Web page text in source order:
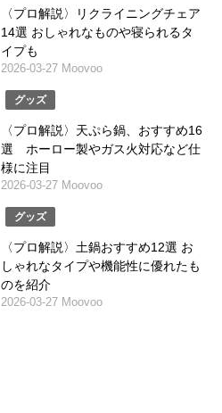
〈プロ解説〉リクライニングチェア
14選 おしゃれなものや寝られるタ
イプも
2026-03-27 Moovoo
グッズ
〈プロ解説〉天ぷら鍋、おすすめ16
選 ホーロー製やガス火対応など仕
様に注目
2026-03-27 Moovoo
グッズ
〈プロ解説〉土鍋おすすめ12選 お
しゃれなタイプや機能性に優れたも
のを紹介
2026-03-27 Moovoo